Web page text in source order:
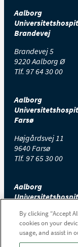
Aalborg
Brandevej
Brandevej 5
9220 Aalborg Ø
Tlf. 97 64 30 00
Aalborg
Farsø
Højgårdsvej 11
9640 Farsø
Tlf. 97 65 30 00
Aalborg
Højtoftevej 2
7700 Thisted
By clicking “Accept
cookies on your
usage, and assist in